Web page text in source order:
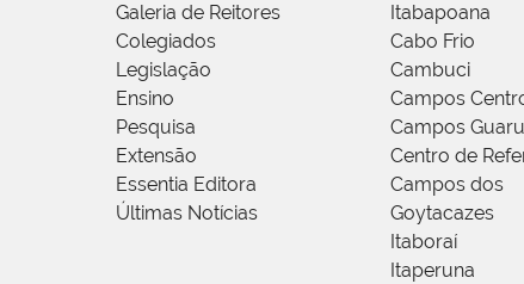
Galeria de Reitores
Colegiados
Legislação
Ensino
Pesquisa
Extensão
Essentia Editora
Últimas Notícias
Itabapoana
Cabo Frio
Cambuci
Campos
Campos
Centro de
Campos dos
Goytacazes
Itaboraí
Itaperuna